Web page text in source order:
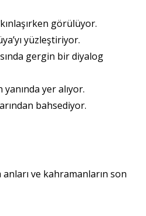
görülüyor.
yüzleştiriyor.
gergin bir diyalog
yanında yer alıyor.
bahsediyor.
anları ve kahramanların son